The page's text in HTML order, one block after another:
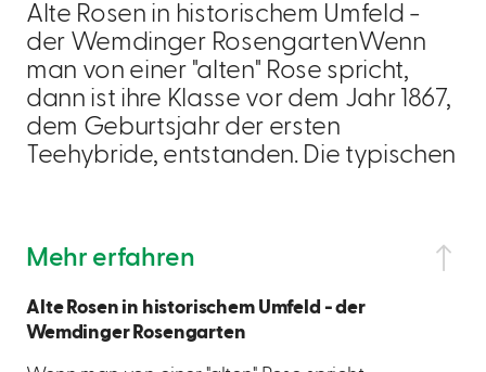
Alte Rosen in historischem Umfeld -
der Wemdinger RosengartenWenn
man von einer "alten" Rose spricht,
dann ist ihre Klasse vor dem Jahr 1867,
dem Geburtsjahr der ersten
Teehybride, entstanden. Die typischen
Mehr erfahren
Alte Rosen in historischem Umfeld - der
Wemdinger Rosengarten